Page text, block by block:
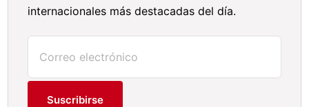
internacionales más destacadas del día.
Suscribirse